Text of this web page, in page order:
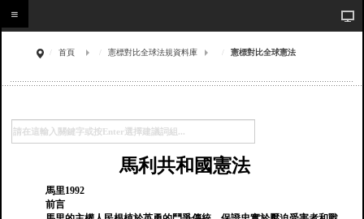
首頁 憲標對比全球法規資料庫 憲標對比全球憲法
馬利共和國憲法
馬里1992
前言